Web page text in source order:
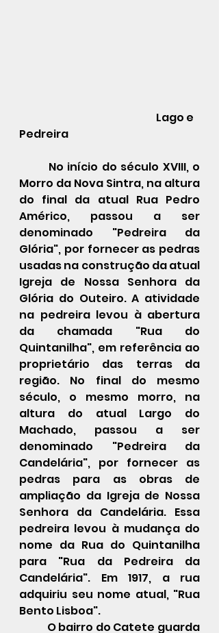
Pedreira
No início do século XVIII, o
Morro da Nova Sintra, na altura
do final da atual Rua Pedro
Américo, passou a ser
denominado "Pedreira da
Glória", por fornecer as pedras
Igreja de Nossa Senhora da
Glória do Outeiro. A atividade
na pedreira levou à abertura
da chamada "Rua do
Quintanilha", em referência ao
proprietário das terras da
região. No final do mesmo
século, o mesmo morro, na
altura do atual Largo do
Machado, passou a ser
denominado "Pedreira da
Candelária", por fornecer as
pedras para as obras de
ampliação da Igreja de Nossa
Senhora da Candelária
pedreira levou à mudança do
nome da Rua do Quintanilha
para "Rua da Pedreira da
Candelária". Em 1917, a rua
adquiriu seu nome atual, "Rua
Bento Lisboa".
O bairro do Catete guarda